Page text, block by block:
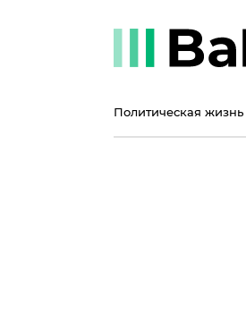
Политическая жизнь